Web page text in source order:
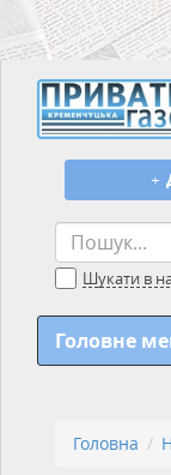
Шукати в
+
Головне
Головна